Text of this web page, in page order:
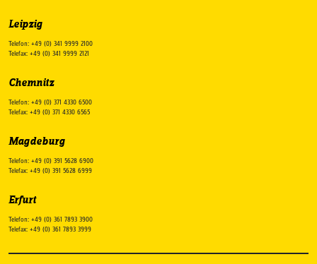
Leipzig
Telefon: +49 (0) 341 9999 2100
Telefax: +49 (0) 341 9999 2121
Chemnitz
Telefon: +49 (0) 371 4330 6500
Telefax: +49 (0) 371 4330 6565
Magdeburg
Telefon: +49 (0) 391 5628 6900
Telefax: +49 (0) 391 5628 6999
Erfurt
Telefon: +49 (0) 361 7893 3900
Telefax: +49 (0) 361 7893 3999